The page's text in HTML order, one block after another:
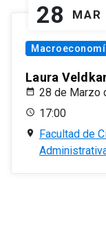
28 MAR
Laura
28 de Marzo
17:00
Facultad de